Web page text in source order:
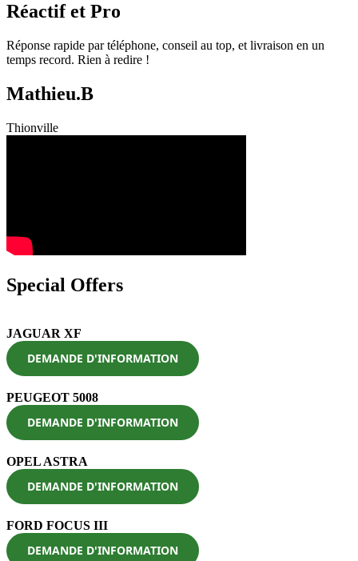
Réactif et Pro
Réponse rapide par téléphone, conseil au top, et livraison en un
temps record. Rien à redire !
Mathieu.B
Thionville
Special Offers
JAGUAR XF
DEMANDE D'INFORMATION
PEUGEOT 5008
DEMANDE D'INFORMATION
OPEL ASTRA
DEMANDE D'INFORMATION
FORD FOCUS III
DEMANDE D'INFORMATION